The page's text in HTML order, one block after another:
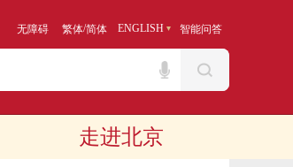
无障碍 繁体/简体 ENGLISH 智能问答
走进北京